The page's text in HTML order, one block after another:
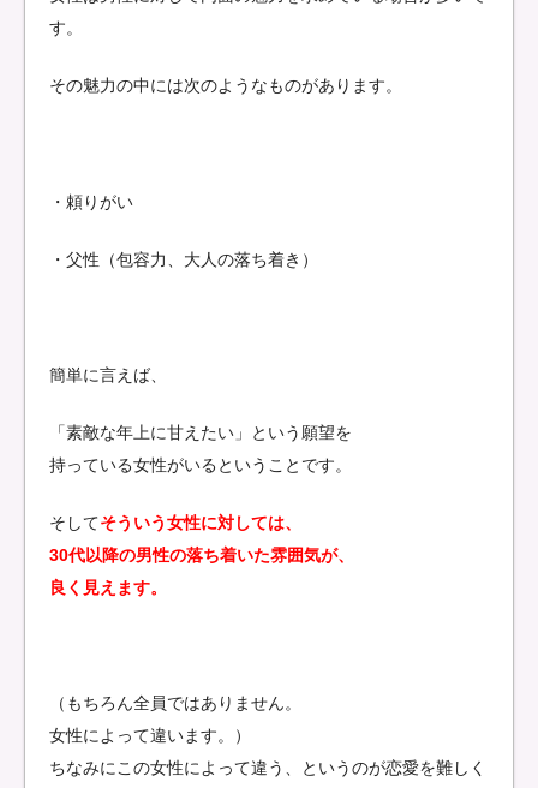
す。
その魅力の中には次のようなものがあります。
・頼りがい
・父性（包容力、大人の落ち着き）
簡単に言えば、
「素敵な年上に甘えたい」という願望を
持っている女性がいるということです。
そしてそういう女性に対しては、
30代以降の男性の落ち着いた雰囲気が、
良く見えます。
（もちろん全員ではありません。
女性によって違います。）
ちなみにこの女性によって違う、というのが恋愛を難しく